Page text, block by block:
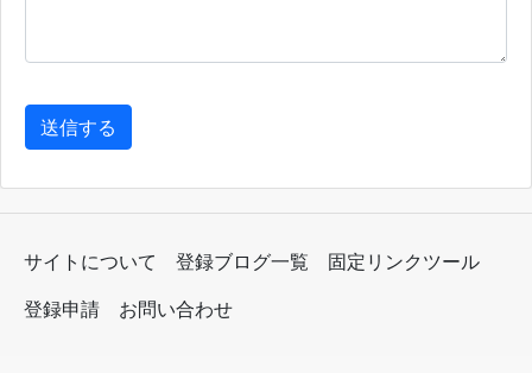
送信する
サイトについて 登録ブログ一覧
固定リンクツール
登録申請
お問い合わせ